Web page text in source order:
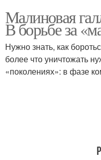
Малиновая
В борьбе за
Нужно знать, как
более что уничтожать
«поколениях»: в фазе